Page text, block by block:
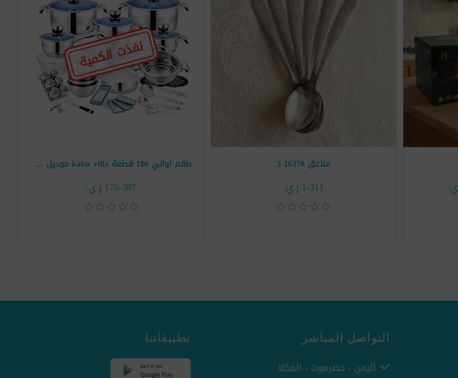
نفذت الكمية
طقم اواني 100 قطعة kaisa villa موديل KV-100G
176٬387 ر.ي.‏
ملاعق 16378-3
1٬311 ر.ي.‏
التواصل المباشر
اليمن - حضرموت - المكلا
تطبيقاتنا